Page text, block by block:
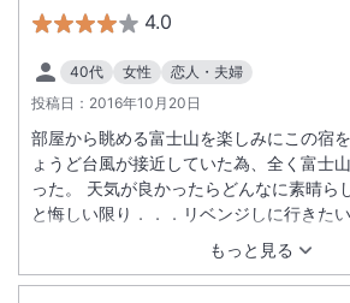
い静かにすごしたいと思う方には不向き
りがない場所で隣の席とも近く落ち着き
いもしてくださいましたが、やはり若い
方法でした、人を見て変えていただくな
4.0
40代 女性
恋人・夫婦
投稿日： 2016年10月20日
もっと見る
部屋から眺める富士山を楽しみにこの宿
ょうど台風が接近していた為、全く富士
った。 天気が良かったらどんなに素晴ら
と悔しい限り．．．リベンジしに行きたい